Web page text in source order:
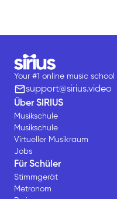
Your #1 online music school
support@sirius.video
Über SIRIUS
Musikschule
Musikschule
Virtueller Musikraum
Jobs
Für Schüler
Stimmgerät
Metronom